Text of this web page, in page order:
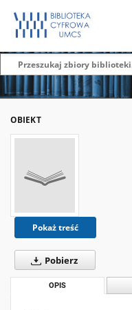
OBIEKT
Pokaż treść
Pobierz
OPIS